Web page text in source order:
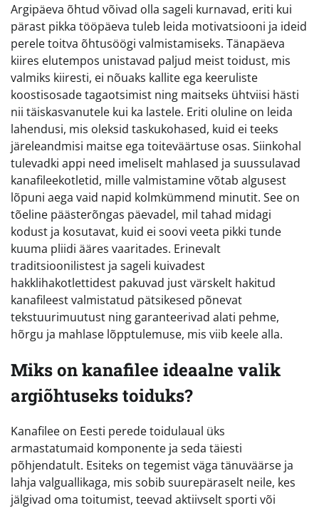
Argipäeva õhtud võivad olla sageli kurnavad, eriti kui
pärast pikka tööpäeva tuleb leida motivatsiooni ja ideid
perele toitva õhtusöögi valmistamiseks. Tänapäeva
kiires elutempos unistavad paljud meist toidust, mis
valmiks kiiresti, ei nõuaks kallite ega keeruliste
koostisosade tagaotsimist ning maitseks ühtviisi hästi
nii täiskasvanutele kui ka lastele. Eriti oluline on leida
lahendusi, mis oleksid taskukohased, kuid ei teeks
järeleandmisi maitse ega toiteväärtuse osas. Siinkohal
tulevadki appi need imeliselt mahlased ja suussulavad
kanafileekotletid, mille valmistamine võtab algusest
lõpuni aega vaid napid kolmkümmend minutit. See on
tõeline päästerõngas päevadel, mil tahad midagi
kodust ja kosutavat, kuid ei soovi veeta pikki tunde
kuuma pliidi ääres vaaritades. Erinevalt
traditsioonilistest ja sageli kuivadest
hakklihakotlettidest pakuvad just värskelt hakitud
kanafileest valmistatud pätsikesed põnevat
tekstuurimuutust ning garanteerivad alati pehme,
hõrgu ja mahlase lõpptulemuse, mis viib keele alla.
Miks on kanafilee ideaalne valik
argiõhtuseks toiduks?
Kanafilee on Eesti perede toidulaual üks
armastatumaid komponente ja seda täiesti
põhjendatult. Esiteks on tegemist väga tänuväärse ja
lahja valguallikaga, mis sobib suurepäraselt neile, kes
jälgivad oma toitumist, teevad aktiivselt sporti või